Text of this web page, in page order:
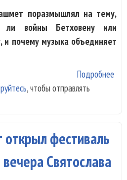
поразмышлял на тему,
ли войны Бетховену или
и почему музыка объединяет
Подробнее
, чтобы отправлять
фестиваль
Святослава